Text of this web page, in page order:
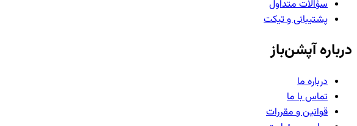
سؤالات متداول
پشتیبانی و تیکت
درباره آپشن‌باز
درباره ما
تماس با ما
قوانین و مقررات